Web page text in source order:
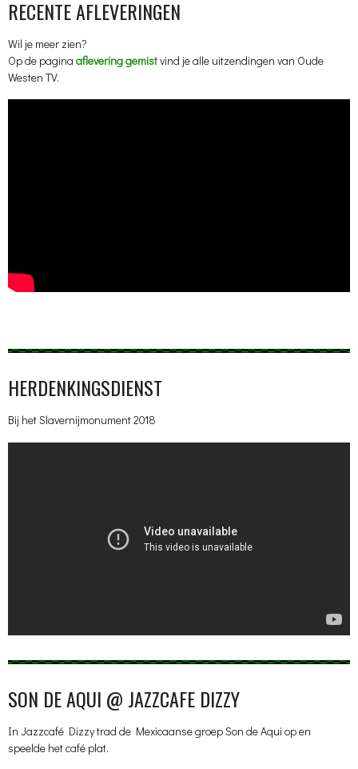
RECENTE AFLEVERINGEN
Wil je meer zien?
Op de pagina aflevering gemistvind je alle uitzendingen van Oude
Westen TV.
HERDENKINGSDIENST
Bij het Slavernijmonument 2018
SON DE AQUI @ JAZZCAFE DIZZY
In Jazzcafé Dizzy trad de Mexicaanse groep Son de Aqui op en
speelde het café plat.